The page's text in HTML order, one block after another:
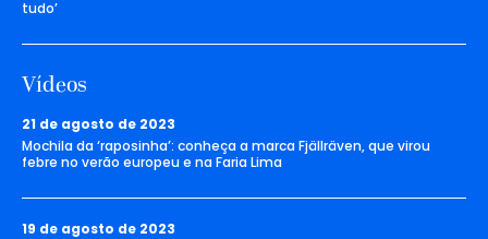
tudo’
Vídeos
21 de agosto de 2023
Mochila da ‘raposinha’: conheça a marca Fjällräven, que virou
febre no verão europeu e na Faria Lima
19 de agosto de 2023